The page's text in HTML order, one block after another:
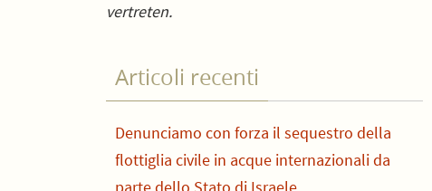
vertreten.
Articoli recenti
Denunciamo con forza il sequestro della
flottiglia civile in acque internazionali da